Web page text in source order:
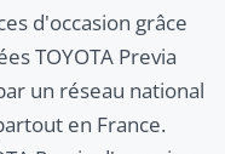
d'occasion grâce
TOYOTA Previa
un réseau national
en France.